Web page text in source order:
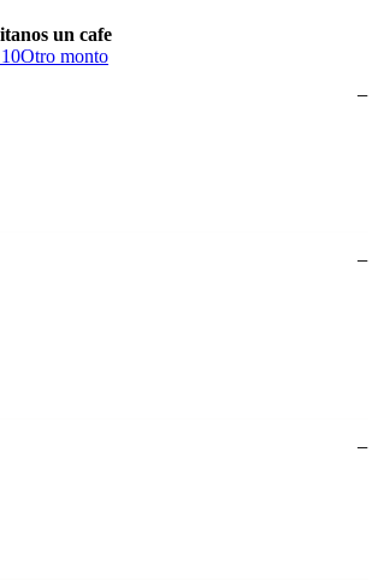
un cafe
Otro monto